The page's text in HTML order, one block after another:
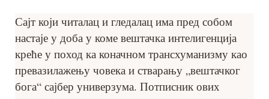
Сајт који читалац и гледалац има пред собом
настаје у доба у коме вештачка интелигенција
креће у поход ка коначном трансхуманизму као
превазилажењу човека и стварању „вештачког
бога“ сајбер универзума. Потписник ових